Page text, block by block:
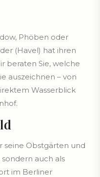
Phöben oder
(Havel) hat ihren
beraten Sie, welche
auszeichnen – von
Wasserblick
seine Obstgärten und
auch als
im Berliner